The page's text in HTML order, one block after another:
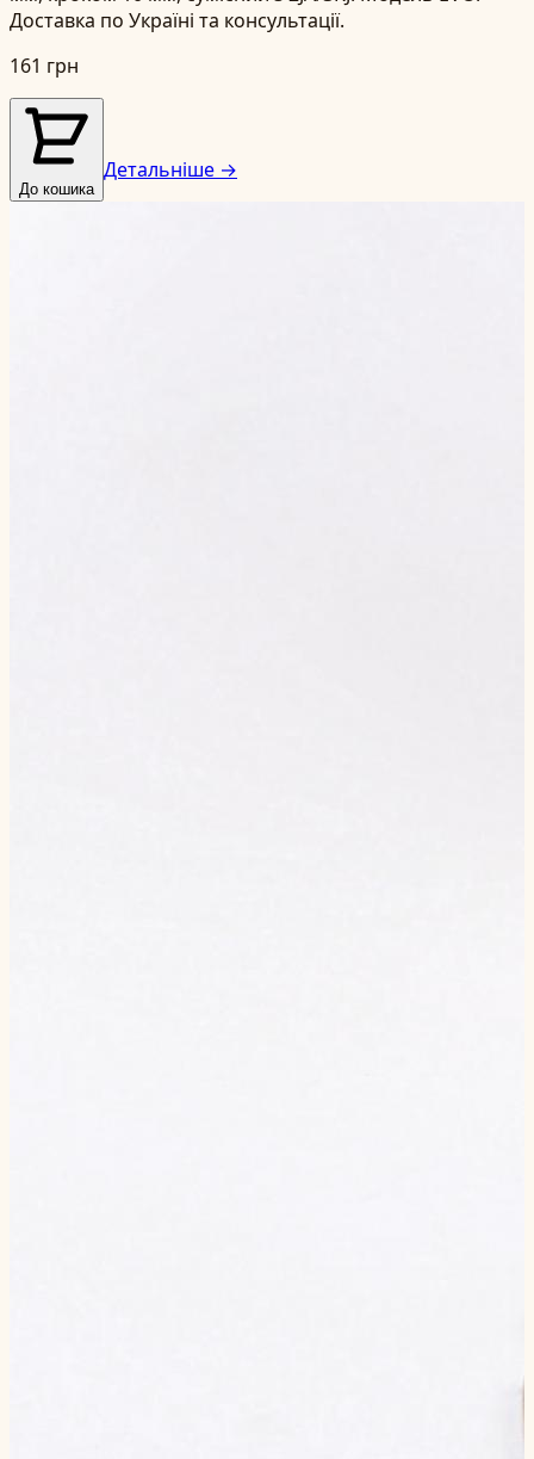
Доставка по Україні та консультації.
161 грн
До кошика
Детальніше →